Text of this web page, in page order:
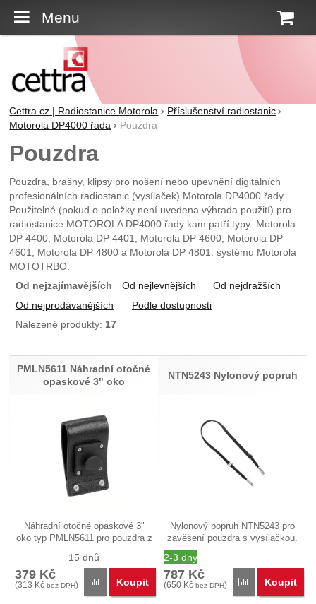
Menu
Cettra.cz | Radiostanice Motorola
Příslušenství radiostanic
Motorola DP4000 řada
Pouzdra
Pouzdra
Pouzdra, brašny, klipsy pro nošení nebo upevnění digitálních
profesionálních radiostanic (vysílaček) Motorola DP4000 řady.
Použitelné (pokud o položky není uvedena výhrada použití) pro
radiostanice MOTOROLA DP4000 řady kam patří typy Motorola
DP 4400, Motorola DP 4401, Motorola DP 4600, Motorola DP
4601, Motorola DP 4800 a Motorola DP 4801. systému Motorola
MOTOTRBO.
Od nejzajímavějších
Od nejlevnějších
Od nejdražších
Od nejprodávanějších
Podle dostupnosti
Nalezené produkty: 17
Produkty
PMLN5611 Náhradní otočné
opaskové 3" oko
Náhradní otočné opaskové 3"
oko typ PMLN5611 pro pouzdra z
15 dnů
379 Kč
(313 Kč bez DPH) Přidat 'PMLN5611 Náhradní otočné opaskové
Koupit
NTN5243 Nylonový popruh
Nylonový popruh NTN5243 pro
zavěšení pouzdra s vysílačkou.
2-3 dny
787 Kč
(650 Kč bez DPH) Přidat
Koupit